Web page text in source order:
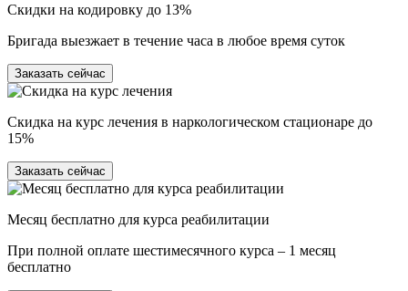
Скидки на кодировку до 13%
Бригада выезжает в течение часа в любое время суток
Заказать сейчас
Скидка на курс лечения в наркологическом стационаре до
15%
Заказать сейчас
Месяц бесплатно для курса реабилитации
При полной оплате шестимесячного курса – 1 месяц
бесплатно